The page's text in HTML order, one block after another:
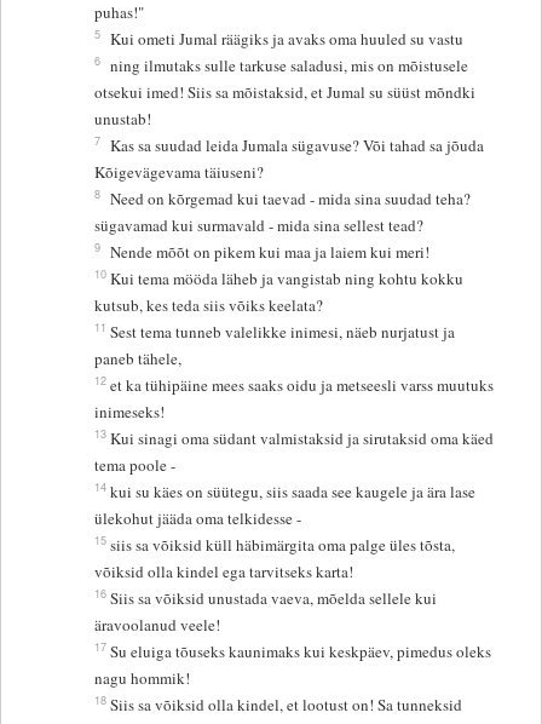
puhas!"
5 Kui ometi Jumal räägiks ja avaks oma huuled su vastu
6 ning ilmutaks sulle tarkuse saladusi, mis on mõistusele
otsekui imed! Siis sa mõistaksid, et Jumal su süüst mõndki
unustab!
7 Kas sa suudad leida Jumala sügavuse? Või tahad sa jõuda
Kõigevägevama täiuseni?
8 Need on kõrgemad kui taevad - mida sina suudad teha?
sügavamad kui surmavald - mida sina sellest tead?
9 Nende mõõt on pikem kui maa ja laiem kui meri!
10 Kui tema mööda läheb ja vangistab ning kohtu kokku
kutsub, kes teda siis võiks keelata?
11 Sest tema tunneb valelikke inimesi, näeb nurjatust ja
paneb tähele,
12 et ka tühipäine mees saaks oidu ja metseesli varss muutuks
inimeseks!
13 Kui sinagi oma südant valmistaksid ja sirutaksid oma käed
tema poole -
14 kui su käes on süütegu, siis saada see kaugele ja ära lase
ülekohut jääda oma telkidesse -
15 siis sa võiksid küll häbimärgita oma palge üles tõsta,
võiksid olla kindel ega tarvitseks karta!
16 Siis sa võiksid unustada vaeva, mõelda sellele kui
äravoolanud veele!
17 Su eluiga tõuseks kaunimaks kui keskpäev, pimedus oleks
nagu hommik!
18 Siis sa võiksid olla kindel, et lootust on! Sa tunneksid